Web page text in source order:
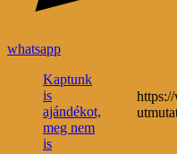
whatsapp
Kaptunk
is
ajándékot,
meg nem
is